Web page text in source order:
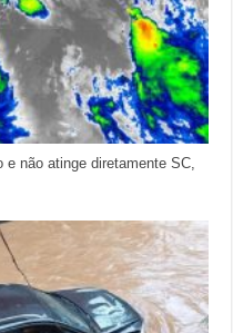
não atinge diretamente SC,